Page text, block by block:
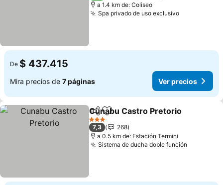
a 1.4 km de: Coliseo
Spa privado de uso exclusivo
De $ 437.415
Mira precios de 7 páginas Ver precios
CompartirAgregar a favoritos
Cunabu Castro Pretorio
3 Estrellas
7,3
268
a 0.5 km de: Estación Termini
Sistema de ducha doble función